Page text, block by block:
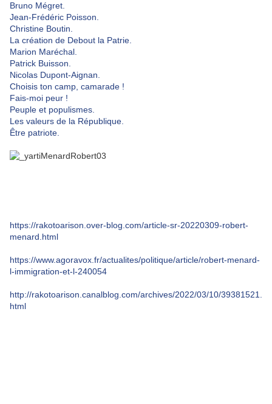
Bruno Mégret.
Jean-Frédéric Poisson.
Christine Boutin.
La création de Debout la Patrie.
Marion Maréchal.
Patrick Buisson.
Nicolas Dupont-Aignan.
Choisis ton camp, camarade !
Fais-moi peur !
Peuple et populismes.
Les valeurs de la République.
Être patriote.
https://rakotoarison.over-blog.com/article-sr-20220309-robert-
menard.html
https://www.agoravox.fr/actualites/politique/article/robert-menard-
l-immigration-et-l-240054
http://rakotoarison.canalblog.com/archives/2022/03/10/39381521.
html